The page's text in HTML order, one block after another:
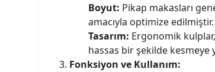
Boyut: Pikap makasları
amacıyla optimize edilmiştir.
Tasarım: Ergonomik
hassas bir şekilde kesmeye
Fonksiyon ve Kullanım: